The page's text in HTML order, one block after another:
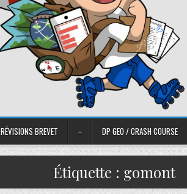
RÉVISIONS BREVET – DP GEO / CRASH COURSE
Étiquette : gomont